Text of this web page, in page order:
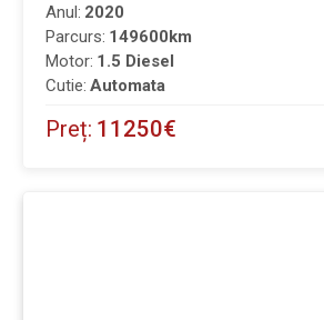
Parcurs: 149600km
Anul: 2020
Motor: 1.5 Diesel
Cutie: Automata
Preț: 11250€